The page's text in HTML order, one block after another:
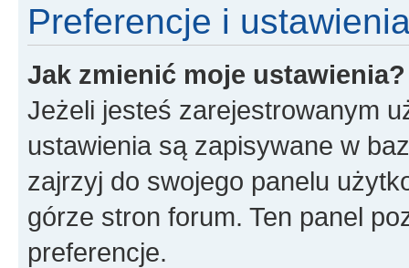
Preferencje i
Jak zmienić moje ustawienia?
Jeżeli jesteś zarejestrowanym
ustawienia są zapisywane w
zajrzyj do swojego panelu
górze stron forum. Ten panel
preferencje.